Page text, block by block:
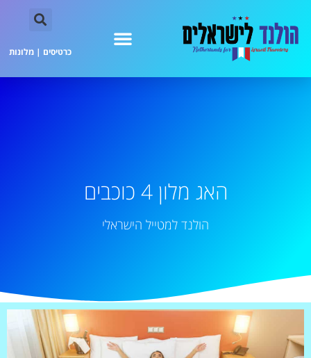
כרטיסים | מלונות
האג מלון 4 כוכבים
הולנד למטייל הישראלי